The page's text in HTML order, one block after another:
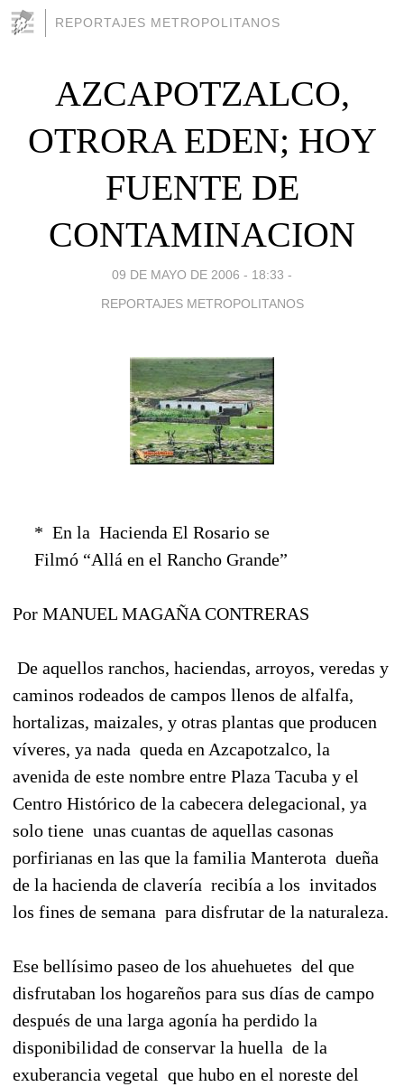
REPORTAJES METROPOLITANOS
AZCAPOTZALCO,
OTRORA EDEN; HOY
FUENTE DE
CONTAMINACION
09 DE MAYO DE 2006 - 18:33 -
REPORTAJES METROPOLITANOS
* En la Hacienda El Rosario se
Filmó “Allá en el Rancho Grande”
Por MANUEL MAGAÑA CONTRERAS
De aquellos ranchos, haciendas, arroyos, veredas y
caminos rodeados de campos llenos de alfalfa,
hortalizas, maizales, y otras plantas que producen
víveres, ya nada queda en Azcapotzalco, la
avenida de este nombre entre Plaza Tacuba y el
Centro Histórico de la cabecera delegacional, ya
solo tiene unas cuantas de aquellas casonas
porfirianas en las que la familia Manterota dueña
de la hacienda de clavería recibía a los invitados
los fines de semana para disfrutar de la naturaleza.
Ese bellísimo paseo de los ahuehuetes del que
disfrutaban los hogareños para sus días de campo
después de una larga agonía ha perdido la
disponibilidad de conservar la huella de la
exuberancia vegetal que hubo en el noreste del